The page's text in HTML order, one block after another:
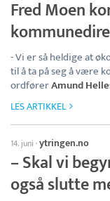
Fred Moen
- Vi er så heldige at
til å ta på seg å være
ordførerAmund
LES ARTIKKEL
14. juni ·ytringen.no
– Skal vi
også slutte